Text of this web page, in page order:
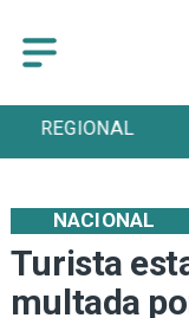
REGIONAL
Turista
multada
NACIONAL